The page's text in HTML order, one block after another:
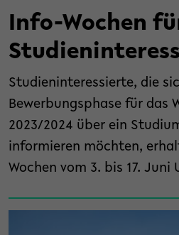
Info-Wochen
Studieninteressierte, die
Bewerbungsphase für das
2023/2024 über ein
informieren möchten,
Wochen vom 3. bis 17.